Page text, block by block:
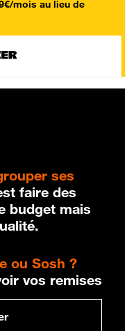
mois au lieu de
ses
faire des
budget mais
ou Sosh ?
vos remises